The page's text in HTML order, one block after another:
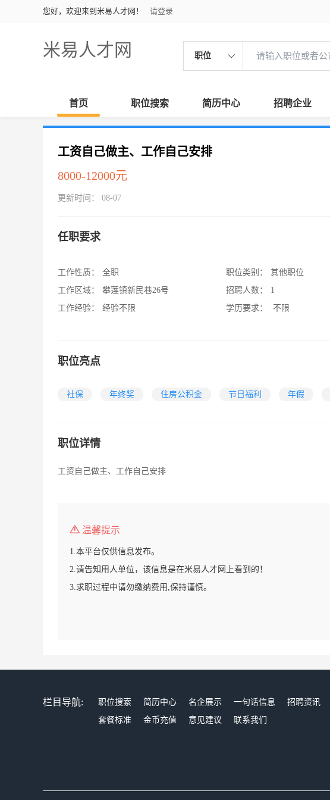
您好，欢迎来到米易人才网！ 请登录
米易人才网 职位
首页 职位搜索 简历中心 招聘企业
工资自己做主、工作自己安排
8000-12000元
更新时间： 08-07
任职要求
工作性质：
全职
工作区域：
攀莲镇新民巷26号
工作经验：
经验不限
职位类别：
其他职位
招聘人数：
1
学历要求：
不限
职位亮点
社保 年终奖 住房公积金 节日福利 年假
职位详情
工资自己做主、工作自己安排
温馨提示
1.本平台仅供信息发布。
2.请告知用人单位，该信息是在米易人才网上看到的！
3.求职过程中请勿缴纳费用,保持谨慎。
栏目导航: 职位搜索 简历中心 名企展示 一句话信息 招聘资讯
套餐标准
金币充值 意见建议 联系我们